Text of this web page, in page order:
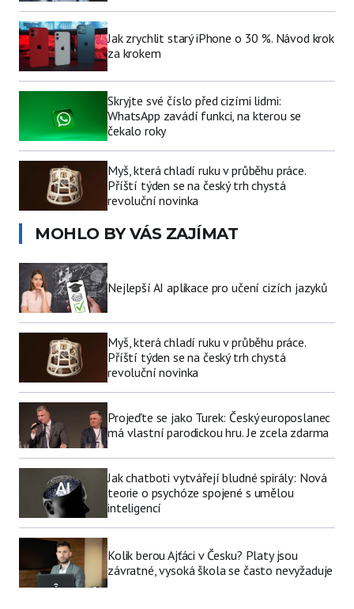
Jak zrychlit starý iPhone o 30 %. Návod krok
za krokem
Skryjte své číslo před cizími lidmi:
WhatsApp zavádí funkci, na kterou se
čekalo roky
Myš, která chladí ruku v průběhu práce.
Příští týden se na český trh chystá
revoluční novinka
MOHLO BY VÁS ZAJÍMAT
Nejlepší AI aplikace pro učení cizích jazyků
Myš, která chladí ruku v průběhu práce.
Příští týden se na český trh chystá
revoluční novinka
Projeďte se jako Turek: Český europoslanec
má vlastní parodickou hru. Je zcela zdarma
Jak chatboti vytvářejí bludné spirály: Nová
teorie o psychóze spojené s umělou
inteligencí
Kolik berou Ajťáci v Česku? Platy jsou
závratné, vysoká škola se často nevyžaduje